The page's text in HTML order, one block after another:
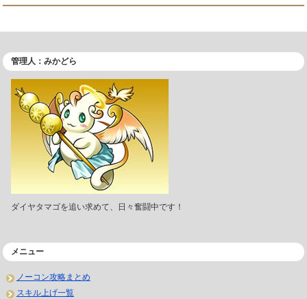
管理人：みかどら
ダイヤタマゴを追い求めて、日々奮闘中です！
メニュー
ノーコン攻略まとめ
スキル上げ一覧